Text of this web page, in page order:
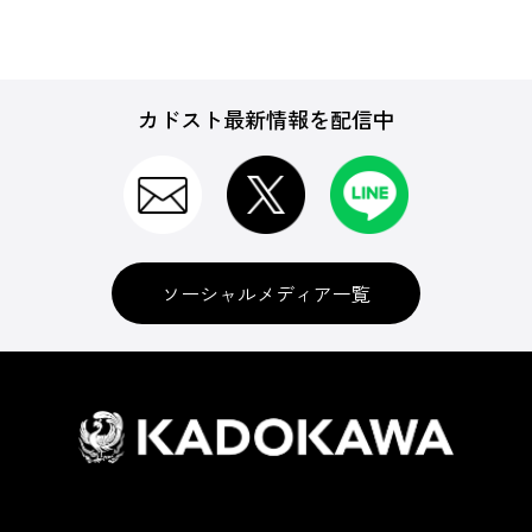
カドスト最新情報を配信中
ソーシャルメディア一覧